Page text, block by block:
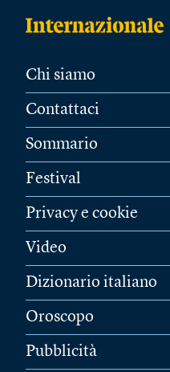
Chi siamo
Contattaci
Sommario
Festival
Privacy e cookie
Video
Dizionario italiano
Oroscopo
Pubblicità